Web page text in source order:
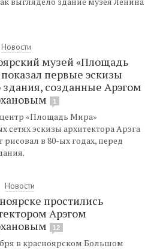
Новости
музей «Площадь
первые эскизы
здания, созданные Арэгом
1
«Площадь Мира»
сетях эскизы архитектора Арэга
в 80-ых годах, перед
Новости
простились
Арэгом
12
в красноярском Большом